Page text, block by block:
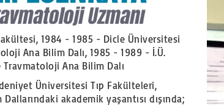
1984 - 1985 - Dicle Üniversitesi
Ana Bilim Dalı, 1985 - 1989 - İ.Ü.
Ana Bilim Dalı
Üniversitesi Tıp Fakülteleri,
akademik yaşantısı dışında;